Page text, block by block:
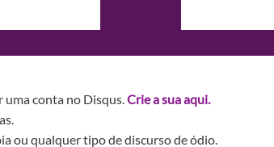
uma conta no Disqus.Crie a sua aqui.
ou qualquer tipo de discurso de ódio.